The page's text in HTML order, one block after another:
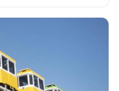
18、7/22、7/25、7/29、8/